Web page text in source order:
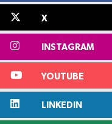
X
INSTAGRAM
YOUTUBE
LINKEDIN